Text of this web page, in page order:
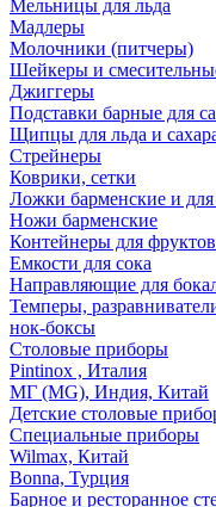
Мельницы для льда
Мадлеры
Молочники (питчеры)
Шейкеры и
Джиггеры
Подставки барные для
Щипцы для льда и
Стрейнеры
Коврики, сетки
Ложки барменские и для
Ножи барменские
Контейнеры для
Емкости для сока
Направляющие для
Темперы,
нок-боксы
Столовые приборы
Pintinox , Италия
МГ (MG), Индия, Китай
Детские столовые
Специальные приборы
Wilmax, Китай
Bonna, Турция
Барное и ресторанное